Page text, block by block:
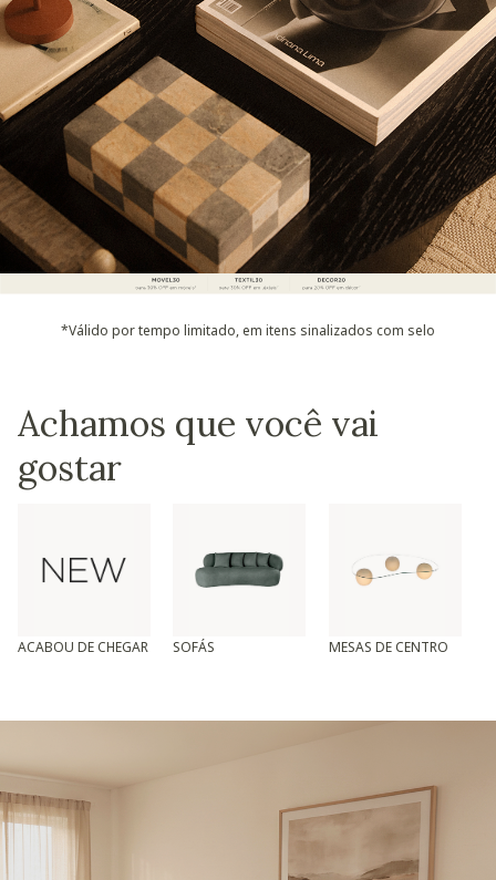
*Válido por tempo limitado, em itens sinalizados com selo
Achamos que você vai
gostar
ACABOU DE CHEGAR SOFÁS MESAS DE CENTRO